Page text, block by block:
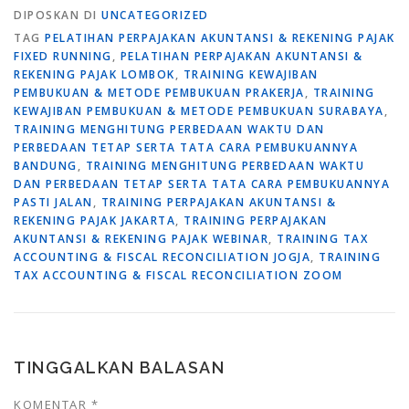
DIPOSKAN DI UNCATEGORIZED
TAG PELATIHAN PERPAJAKAN AKUNTANSI & REKENING PAJAK
FIXED RUNNING, PELATIHAN PERPAJAKAN AKUNTANSI &
REKENING PAJAK LOMBOK, TRAINING KEWAJIBAN
PEMBUKUAN & METODE PEMBUKUAN PRAKERJA, TRAINING
KEWAJIBAN PEMBUKUAN & METODE PEMBUKUAN SURABAYA,
TRAINING MENGHITUNG PERBEDAAN WAKTU DAN
PERBEDAAN TETAP SERTA TATA CARA PEMBUKUANNYA
BANDUNG, TRAINING MENGHITUNG PERBEDAAN WAKTU
DAN PERBEDAAN TETAP SERTA TATA CARA PEMBUKUANNYA
PASTI JALAN, TRAINING PERPAJAKAN AKUNTANSI &
REKENING PAJAK JAKARTA, TRAINING PERPAJAKAN
AKUNTANSI & REKENING PAJAK WEBINAR, TRAINING TAX
ACCOUNTING & FISCAL RECONCILIATION JOGJA, TRAINING
TAX ACCOUNTING & FISCAL RECONCILIATION ZOOM
TINGGALKAN BALASAN
KOMENTAR *